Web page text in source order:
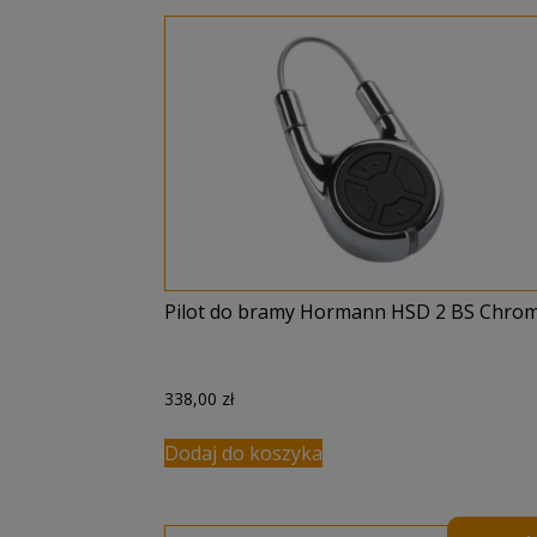
Pilot do bramy Hormann HSD 2 BS
338,00 zł
Dodaj do koszyka